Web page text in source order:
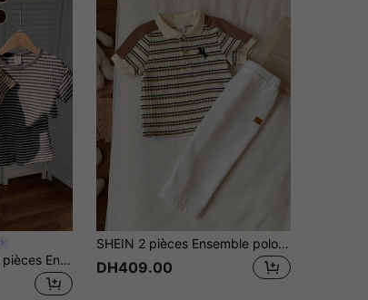
SHEIN LMoss Kids 4 pièces Ensemble Top à manches courtes à épaules tombantes et short à taille élastique pour bébé garçon/fille, en tricot à rayures de couleurs contrastées
SHEIN 2 pièces Ensemble polo rayé décontracté mignon et pantalon à taille élastique pour bébé garçon, convient pour l'anniversaire, la fête, la soirée, la représentation, le mariage, la baby shower, la 1ère célébration d'anniversaire
DH409.00